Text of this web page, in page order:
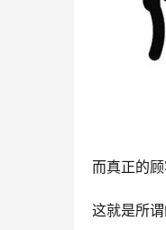
而真正的顾
这就是所